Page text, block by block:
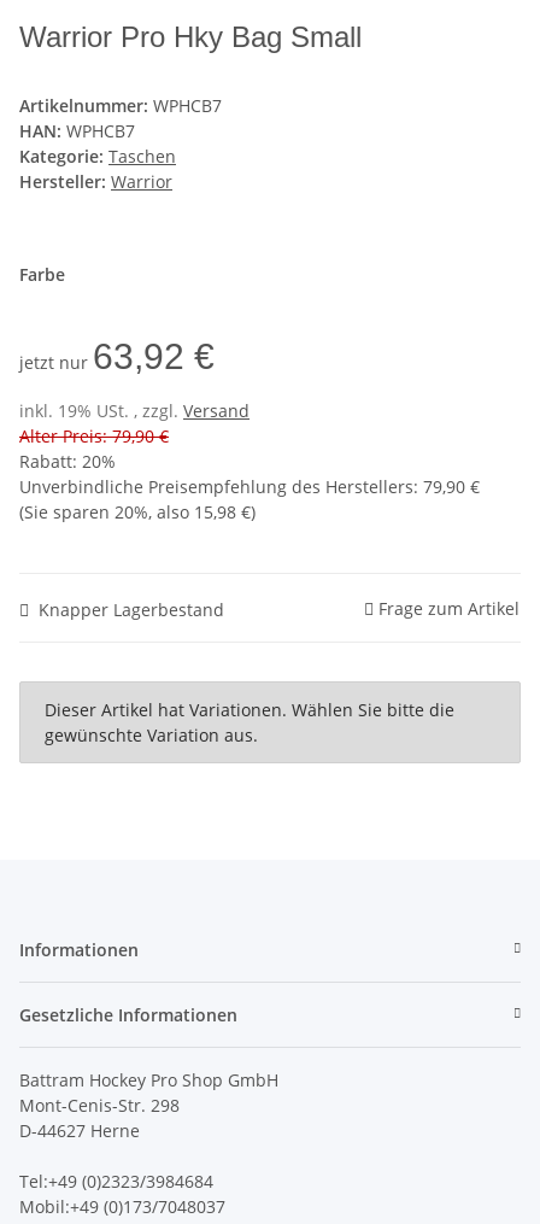
Warrior Pro Hky Bag Small
Artikelnummer: WPHCB7
HAN: WPHCB7
Kategorie: Taschen
Hersteller: Warrior
Farbe
jetzt nur 63,92 €
inkl. 19% USt. , zzgl. Versand
Alter Preis: 79,90 €
Rabatt: 20%
Unverbindliche Preisempfehlung des Herstellers: 79,90 €
(Sie sparen 20%, also 15,98 €)
Knapper Lagerbestand Frage zum Artikel
x
Dieser Artikel hat Variationen. Wählen Sie bitte die
gewünschte Variation aus.
Informationen
Gesetzliche Informationen
Battram Hockey Pro Shop GmbH
Mont-Cenis-Str. 298
D-44627 Herne
Tel:+49 (0)2323/3984684
Mobil:+49 (0)173/7048037